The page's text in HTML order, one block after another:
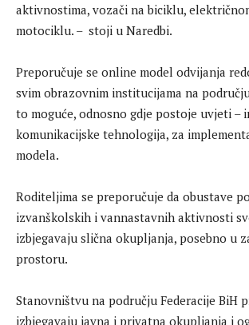
aktivnostima, vozači na biciklu,
motociklu. – stoji u Naredbi.
Preporučuje se online model odvijanja
svim obrazovnim institucijama na
to moguće, odnosno gdje postoje uvjeti –
komunikacijske tehnologija, za
modela.
Roditeljima se preporučuje da obustave
izvanškolskih i vannastavnih aktivnosti
izbjegavaju slična okupljanja, posebno u
prostoru.
Stanovništvu na području Federacije BiH
izbjegavaju javna i privatna okupljanja i